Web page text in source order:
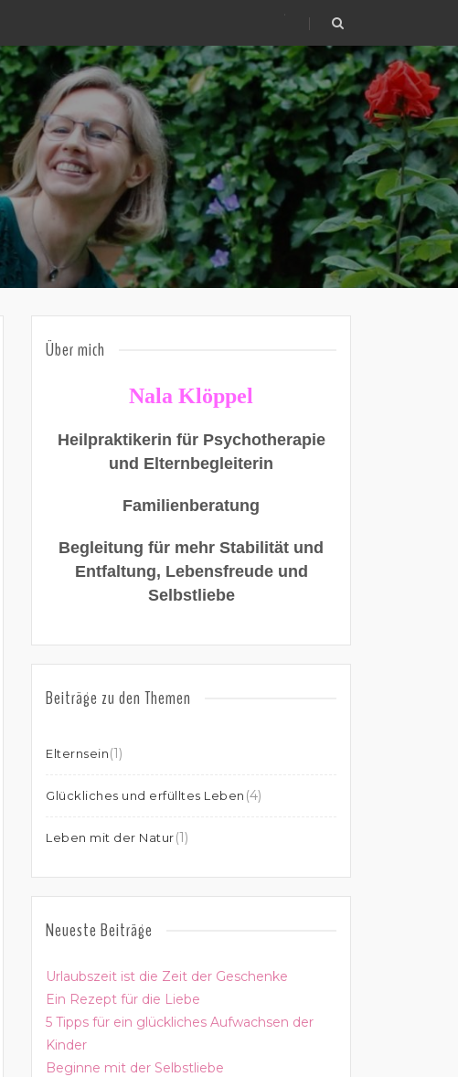
.
Über mich
Nala Klöppel
Heilpraktikerin für Psychotherapie
und Elternbegleiterin
Familienberatung
Begleitung für mehr Stabilität und
Entfaltung, Lebensfreude und
Selbstliebe
Beiträge zu den Themen
Elternsein(1)
Glückliches und erfülltes Leben (4)
Leben mit der Natur(1)
Neueste Beiträge
Urlaubszeit ist die Zeit der Geschenke
Ein Rezept für die Liebe
5 Tipps für ein glückliches Aufwachsen der
Kinder
Beginne mit der Selbstliebe